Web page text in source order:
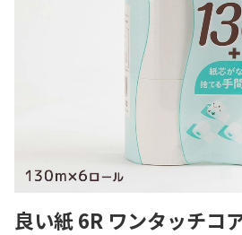
良い紙 6R ワンタッチコ